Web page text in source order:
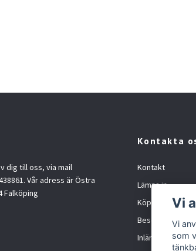
dig till oss, via mail
Vår adress är Östra
Falköping
Kontakta
Kontakt
Lämna in
Köpvillkor
Besöka oss
Inlämningskund
Vi
Vi
som